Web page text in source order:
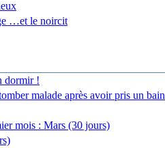
…et le noircit
dormir !
malade après avoir pris un bain
mois : Mars (30 jours)